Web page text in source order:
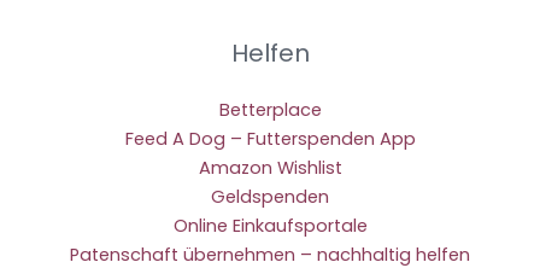
Helfen
Betterplace
Feed A Dog – Futterspenden App
Amazon Wishlist
Geldspenden
Online Einkaufsportale
Patenschaft übernehmen – nachhaltig helfen